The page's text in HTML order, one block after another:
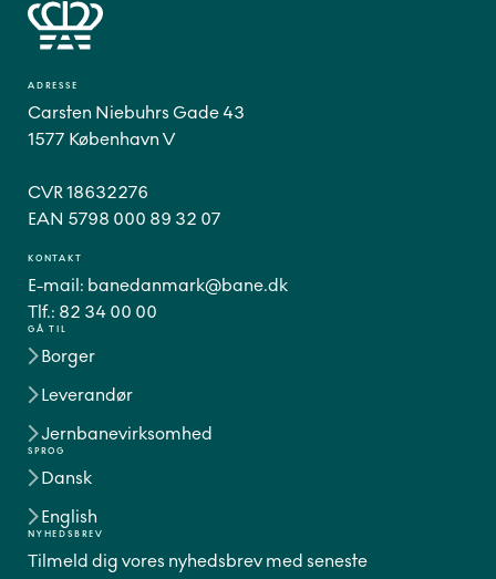
GÅ TIL
Borger
Leverandør
Jernbanevirksomhed
SPROG
Dansk
English
ADRESSE
Carsten Niebuhrs Gade 43
1577 København V
CVR 18632276
EAN 5798 000 89 32 07
KONTAKT
E-mail: banedanmark@bane.dk
Tlf.: 82 34 00 00
NYHEDSBREV
Tilmeld dig vores nyhedsbrev med seneste